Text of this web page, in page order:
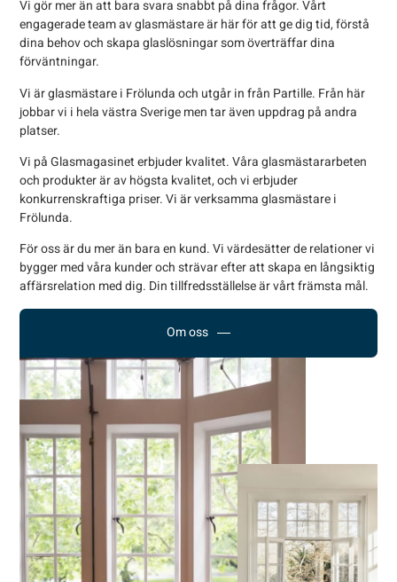
Vi gör mer än att bara svara snabbt på dina frågor. Vårt
engagerade team av glasmästare är här för att ge dig tid, förstå
dina behov och skapa glaslösningar som överträffar dina
förväntningar.
Vi är glasmästare i Frölunda och utgår in från Partille. Från här
jobbar vi i hela västra Sverige men tar även uppdrag på andra
platser.
Vi på Glasmagasinet erbjuder kvalitet. Våra glasmästararbeten
och produkter är av högsta kvalitet, och vi erbjuder
konkurrenskraftiga priser. Vi är verksamma glasmästare i
Frölunda.
För oss är du mer än bara en kund. Vi värdesätter de relationer vi
bygger med våra kunder och strävar efter att skapa en långsiktig
affärsrelation med dig. Din tillfredsställelse är vårt främsta mål.
Om oss